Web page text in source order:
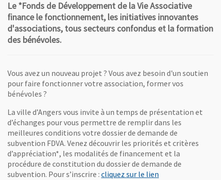
Le *Fonds de Développement de la Vie Associative
finance le fonctionnement, les initiatives innovantes
d'associations, tous secteurs confondus et la formation
des bénévoles.
Vous avez un nouveau projet ? Vous avez besoin d'un soutien
pour faire fonctionner votre association, former vos
bénévoles ?
La ville d’Angers vous invite à un temps de présentation et
d’échanges pour vous permettre de remplir dans les
meilleures conditions votre dossier de demande de
subvention FDVA. Venez découvrir les priorités et critères
d’appréciation*, les modalités de financement et la
procédure de constitution du dossier de demande de
subvention. Pour s’inscrire : cliquez sur le lien